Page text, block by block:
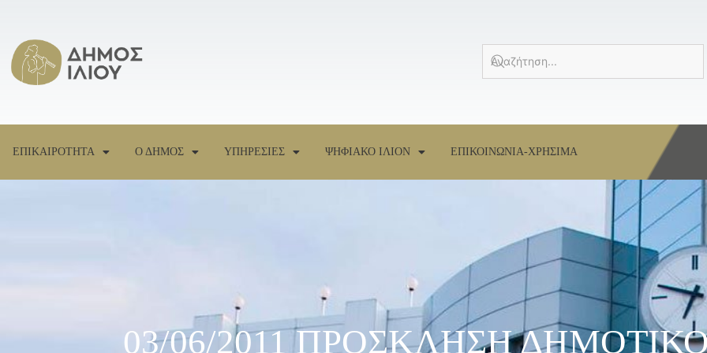
ΕΠΙΚΑΙΡΟΤΗΤΑ Ο ΔΗΜΟΣ ΥΠΗΡΕΣΙΕΣ ΨΗΦΙΑΚΟ ΙΛΙΟΝ ΕΠΙΚΟΙΝΩΝΙΑ-ΧΡΗΣΙΜΑ
03/06/2011 ΠΡΟΣΚΛΗΣΗ